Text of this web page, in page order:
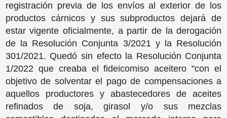
registración previa de los envíos al exterior de los
productos cárnicos y sus subproductos dejará de
estar vigente oficialmente, a partir de la derogación
de la Resolución Conjunta 3/2021 y la Resolución
301/2021. Quedó sin efecto la Resolución Conjunta
1/2022 que creaba el fideicomiso aceitero "con el
objetivo de solventar el pago de compensaciones a
aquellos productores y abastecedores de aceites
refinados de soja, girasol y/o sus mezclas